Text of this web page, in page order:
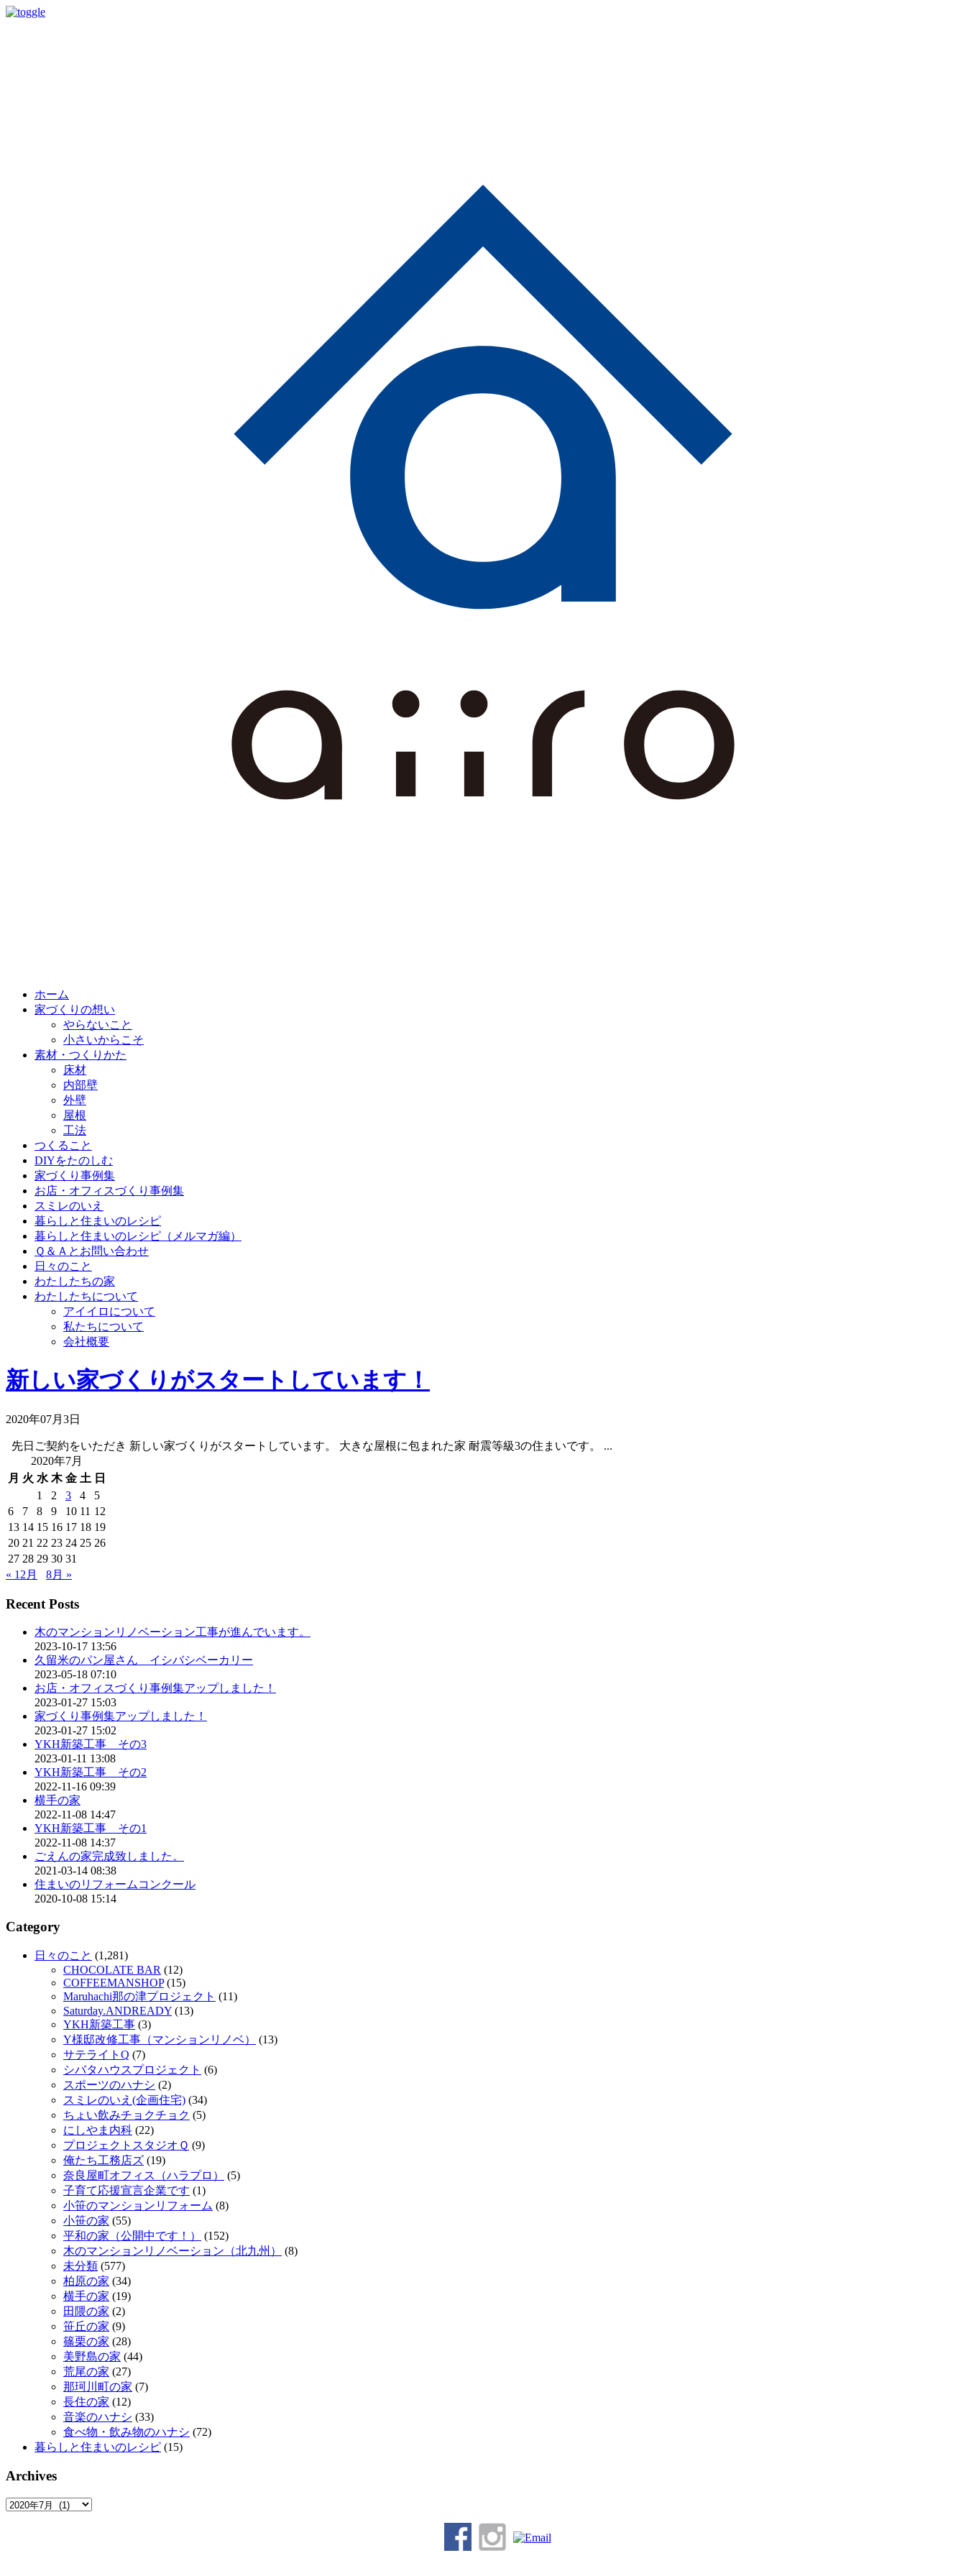
ホーム
家づくりの想い
やらないこと
小さいからこそ
素材・つくりかた
床材
内部壁
外壁
屋根
工法
つくること
DIYをたのしむ
家づくり事例集
お店・オフィスづくり事例集
スミレのいえ
暮らしと住まいのレシピ
暮らしと住まいのレシピ（メルマガ編）
Ｑ＆Ａとお問い合わせ
日々のこと
わたしたちの家
わたしたちについて
アイイロについて
私たちについて
会社概要
新しい家づくりがスタートしています！
2020年07月3日
先日ご契約をいただき 新しい家づくりがスタートしています。 大きな屋根に包まれた家 耐震等級3の住まいです。 ...
2020年7月
月 火 水 木 金 土 日
1
2 3 4
5
6
7 8 9 10 11 12
13 14 15 16 17 18 19
20 21 22 23 24 25 26
27 28 29 30 31
« 12月
8月 »
Recent Posts
木のマンションリノベーション工事が進んでいます。
2023-10-17 13:56
久留米のパン屋さん イシバシベーカリー
2023-05-18 07:10
お店・オフィスづくり事例集アップしました！
2023-01-27 15:03
家づくり事例集アップしました！
2023-01-27 15:02
YKH新築工事 その3
2023-01-11 13:08
YKH新築工事 その2
2022-11-16 09:39
横手の家
2022-11-08 14:47
YKH新築工事 その1
2022-11-08 14:37
ごえんの家完成致しました。
2021-03-14 08:38
住まいのリフォームコンクール
2020-10-08 15:14
Category
日々のこと (1,281)
CHOCOLATE BAR (12)
COFFEEMANSHOP(15)
Maruhachi那の津プロジェクト (11)
Saturday.ANDREADY (13)
YKH新築工事 (3)
Y様邸改修工事（マンションリノベ）
(13)
サテライトQ (7)
シバタハウスプロジェクト (6)
スポーツのハナシ (2)
スミレのいえ(企画住宅) (34)
ちょい飲みチョクチョク (5)
にしやま内科 (22)
プロジェクトスタジオＱ (9)
俺たち工務店ズ (19)
奈良屋町オフィス（ハラプロ）
(5)
子育て応援宣言企業です (1)
小笹のマンションリフォーム (8)
小笹の家 (55)
平和の家（公開中です！）
(152)
木のマンションリノベーション（北九州）
(8)
未分類 (577)
柏原の家 (34)
横手の家 (19)
田隈の家 (2)
笹丘の家 (9)
篠栗の家 (28)
美野島の家 (44)
荒尾の家 (27)
那珂川町の家 (7)
長住の家 (12)
音楽のハナシ (33)
食べ物・飲み物のハナシ (72)
暮らしと住まいのレシピ (15)
Archives
Archives